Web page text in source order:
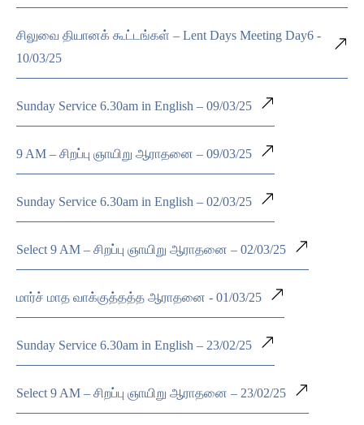
சிலுவை தியானக் கூட்டங்கள் – Lent Days Meeting Day6 -
10/03/25
Sunday Service 6.30am in English – 09/03/25
9 AM – சிறப்பு ஞாயிறு ஆராதனை – 09/03/25
Sunday Service 6.30am in English – 02/03/25
Select 9 AM – சிறப்பு ஞாயிறு ஆராதனை – 02/03/25
மார்ச் மாத வாக்குத்தத்த ஆராதனை - 01/03/25
Sunday Service 6.30am in English – 23/02/25
Select 9 AM – சிறப்பு ஞாயிறு ஆராதனை – 23/02/25